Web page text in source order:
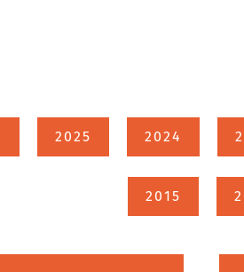
2025 2024
2015